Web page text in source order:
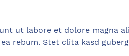
ut labore et dolore magna
rebum. Stet clita kasd